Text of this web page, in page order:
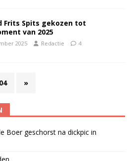
Frits Spits gekozen tot
van 2025
2025 Redactie 4
»
Boer geschorst na dickpic in